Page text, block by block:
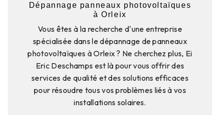
Dépannage panneaux photovoltaïques
à Orleix
Vous êtes à la recherche d'une entreprise
spécialisée dans le dépannage de panneaux
photovoltaïques à Orleix ? Ne cherchez plus, Ei
Eric Deschamps est là pour vous offrir des
services de qualité et des solutions efficaces
pour résoudre tous vos problèmes liés à vos
installations solaires.